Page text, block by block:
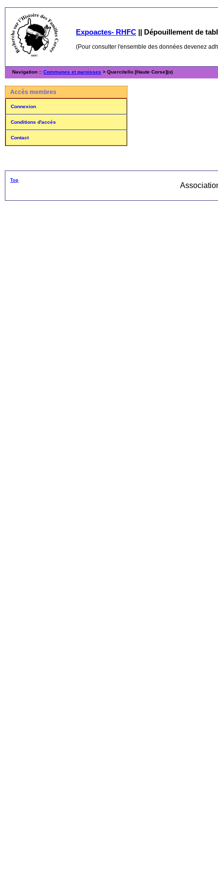
Expoactes- RHFC || Dépouillement de
(Pour consulter l'ensemble des données devenez
Navigation :: Communes et paroisses > Quercitello [Haute Corse](o)
Accès membres
Connexion
Conditions d'accès
Contact
Top